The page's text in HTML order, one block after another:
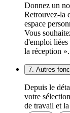
Donnez un
Retrouvez-la
espace
Vous
d'emploi
la réception ».
7. Autres
Depuis le
votre
de travail et